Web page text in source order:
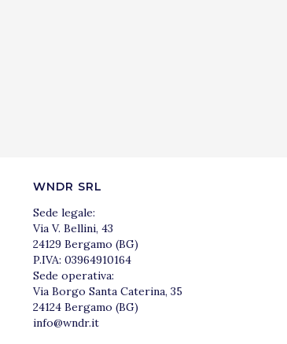
WNDR SRL
Sede legale:
Via V. Bellini, 43
24129 Bergamo (BG)
P.IVA: 03964910164
Sede operativa:
Via Borgo Santa Caterina, 35
24124 Bergamo (BG)
info@wndr.it